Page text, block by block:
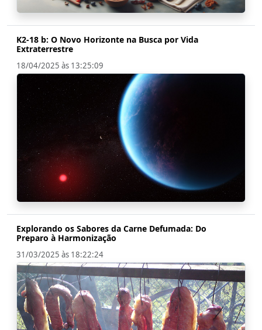
K2-18 b: O Novo Horizonte na Busca por Vida
Extraterrestre
18/04/2025 às 13:25:09
Explorando os Sabores da Carne Defumada: Do
Preparo à Harmonização
31/03/2025 às 18:22:24